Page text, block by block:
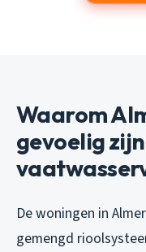
Waarom
gevoelig
De woningen in
gemengd